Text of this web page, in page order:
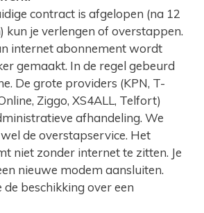
contract is afgelopen (na 12
kun je verlengen of overstappen.
internet abonnement wordt
gemaakt. In de regel gebeurd
De grote providers (KPN, T-
Ziggo, XS4ALL, Telfort)
afhandeling. We
de overstapservice. Het
niet zonder internet te zitten. Je
nieuwe modem aansluiten.
de beschikking over een